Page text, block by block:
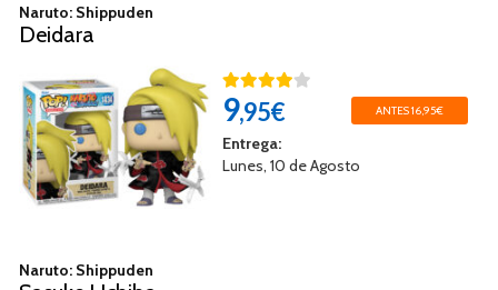
Naruto: Shippuden
Deidara
9,95€ ANTES 16,95€
Entrega:
Lunes, 10 de Agosto
Naruto: Shippuden